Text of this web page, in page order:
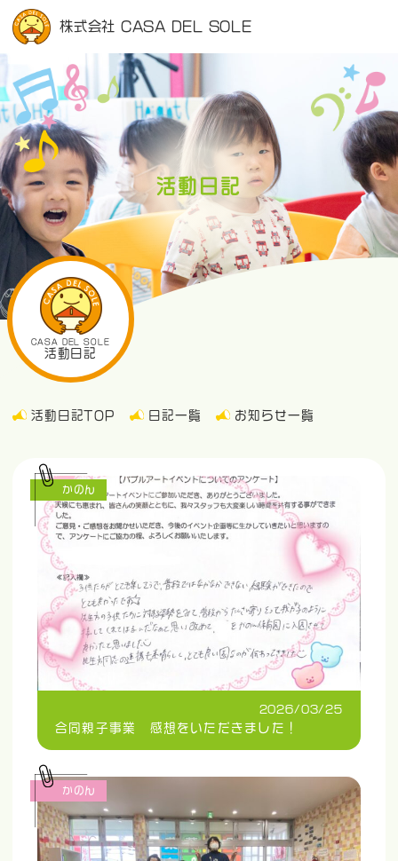
株式会社 CASA DEL SOLE
活動日記
CASA DEL SOLE
活動日記
活動日記TOP 日記一覧 お知らせ一覧
2026/03/25
合同親子事業 感想をいただきました！
かのん
かのん